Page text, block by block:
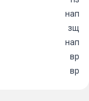
нап
зщ
нап
вр
вр